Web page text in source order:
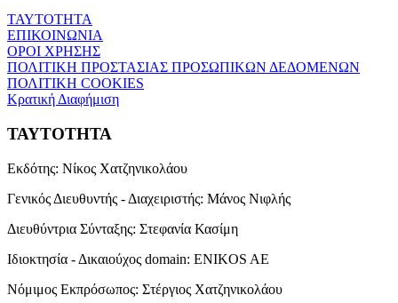
ΤΑΥΤΟΤΗΤΑ
ΕΠΙΚΟΙΝΩΝΙΑ
ΟΡΟΙ ΧΡΗΣΗΣ
ΠΟΛΙΤΙΚΗ ΠΡΟΣΤΑΣΙΑΣ ΠΡΟΣΩΠΙΚΩΝ ΔΕΔΟΜΕΝΩΝ
ΠΟΛΙΤΙΚΗ COOKIES
Κρατική Διαφήμιση
ΤΑΥΤΟΤΗΤΑ
Εκδότης: Νίκος Χατζηνικολάου
Γενικός Διευθυντής - Διαχειριστής: Μάνος Νιφλής
Διευθύντρια Σύνταξης: Στεφανία Κασίμη
Ιδιοκτησία - Δικαιούχος domain: ENIKOS AE
Νόμιμος Εκπρόσωπος: Στέργιος Χατζηνικολάου